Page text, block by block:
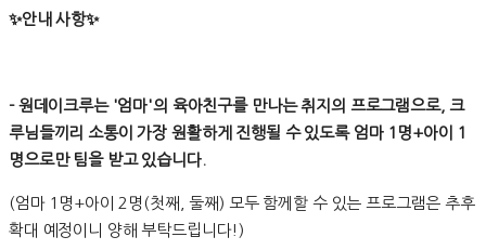
✨안내 사항✨
- 원데이크루는 '엄마'의 육아친구를 만나는 취지의 프로그램으로, 크
루님들끼리 소통이 가장 원활하게 진행될 수 있도록 엄마 1명+아이 1
명으로만 팀을 받고 있습니다.
(엄마 1명+아이 2명(첫째, 둘째) 모두 함께할 수 있는 프로그램은 추후
확대 예정이니 양해 부탁드립니다!)